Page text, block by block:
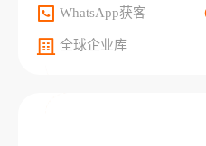
WhatsApp获客
全球企业库